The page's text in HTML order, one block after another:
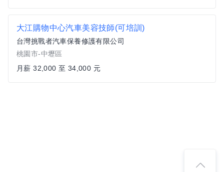
大江購物中心汽車美容技師(可培訓)
台灣挑戰者汽車保養修護有限公司
桃園市-中壢區
月薪 32,000 至 34,000 元